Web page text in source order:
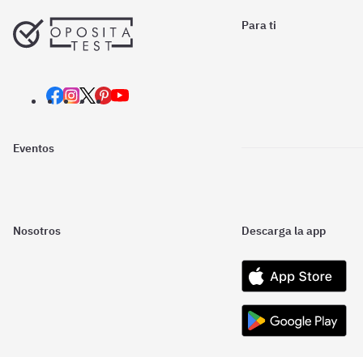
Para ti
Eventos
Nosotros Descarga la app